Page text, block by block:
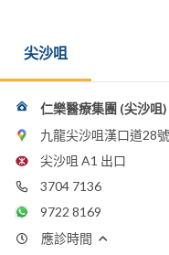
- 吞嚥困難
- 幽門螺旋菌診治
- 痔瘡結紮
香港大學內外全科醫學
英國皇家內科醫學院院
香港內科醫學院院士
香港醫學專科學院院士
電郵：
bmgtst.info@gmail.com
尖沙咀
仁樂醫療集團 (尖沙咀)
九龍尖沙咀漢口道28
尖沙咀 A1 出口
3704 7136
9722 8169
應診時間